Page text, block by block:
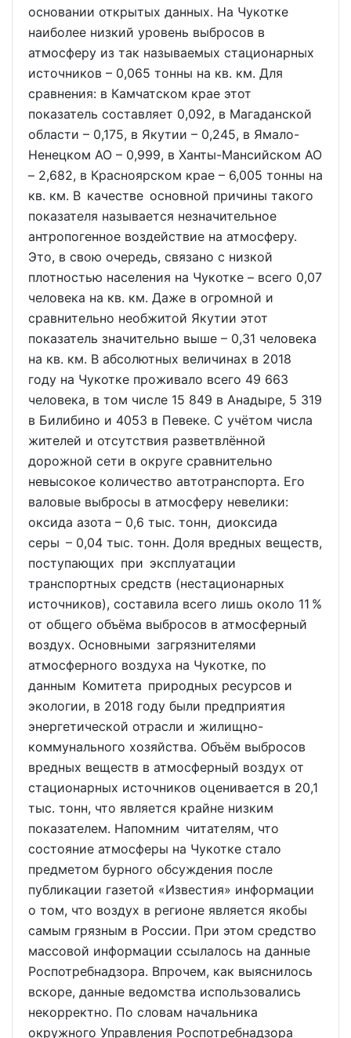
основании открытых данных. На Чукотке
наиболее низкий уровень выбросов в
атмосферу из так называемых стационарных
источников – 0,065 тонны на кв. км. Для
сравнения: в Камчатском крае этот
показатель составляет 0,092, в Магаданской
области – 0,175, в Якутии – 0,245, в Ямало-
Ненецком АО – 0,999, в Ханты-Мансийском АО
– 2,682, в Красноярском крае – 6,005 тонны на
кв. км. В качестве основной причины такого
показателя называется незначительное
антропогенное воздействие на атмосферу.
Это, в свою очередь, связано с низкой
плотностью населения на Чукотке – всего 0,07
человека на кв. км. Даже в огромной и
сравнительно необжитой Якутии этот
показатель значительно выше – 0,31 человека
на кв. км. В абсолютных величинах в 2018
году на Чукотке проживало всего 49 663
человека, в том числе 15 849 в Анадыре, 5 319
в Билибино и 4053 в Певеке. С учётом числа
жителей и отсутствия разветвлённой
дорожной сети в округе сравнительно
невысокое количество автотранспорта. Его
валовые выбросы в атмосферу невелики:
оксида азота – 0,6 тыс. тонн, диоксида
серы – 0,04 тыс. тонн. Доля вредных веществ,
поступающих при эксплуатации
транспортных средств (нестационарных
источников), составила всего лишь около 11 %
от общего объёма выбросов в атмосферный
воздух. Основными загрязнителями
атмосферного воздуха на Чукотке, по
данным Комитета природных ресурсов и
экологии, в 2018 году были предприятия
энергетической отрасли и жилищно-
коммунального хозяйства. Объём выбросов
вредных веществ в атмосферный воздух от
стационарных источников оценивается в 20,1
тыс. тонн, что является крайне низким
показателем. Напомним читателям, что
состояние атмосферы на Чукотке стало
предметом бурного обсуждения после
публикации газетой «Известия» информации
о том, что воздух в регионе является якобы
самым грязным в России. При этом средство
массовой информации ссылалось на данные
Роспотребнадзора. Впрочем, как выяснилось
вскоре, данные ведомства использовались
некорректно. По словам начальника
окружного Управления Роспотребнадзора